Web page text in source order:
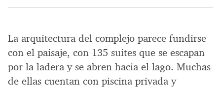
La arquitectura del complejo parece fundirse
con el paisaje, con 135 suites que se escapan
por la ladera y se abren hacia el lago. Muchas
de ellas cuentan con piscina privada y